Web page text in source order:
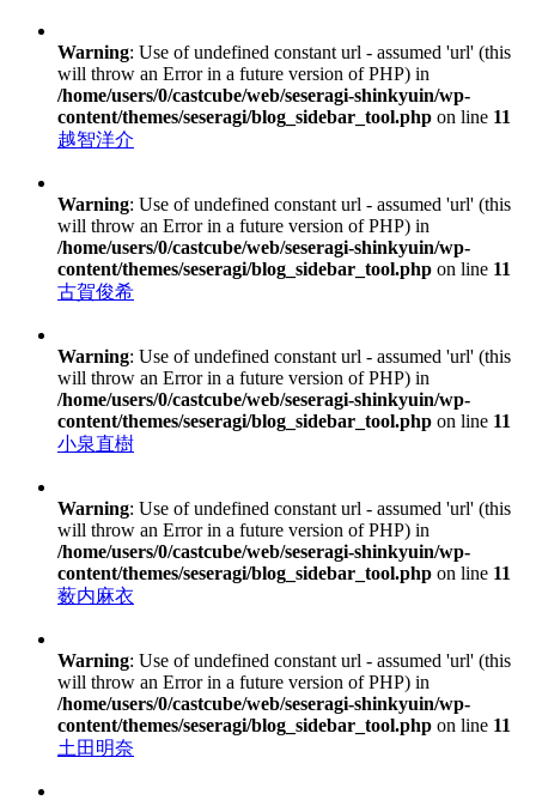
Warning: Use of undefined constant url - assumed 'url' (this
will throw an Error in a future version of PHP) in
/home/users/0/castcube/web/seseragi-shinkyuin/wp-
content/themes/seseragi/blog_sidebar_tool.php on line 11
越智洋介
Warning: Use of undefined constant url - assumed 'url' (this
will throw an Error in a future version of PHP) in
/home/users/0/castcube/web/seseragi-shinkyuin/wp-
content/themes/seseragi/blog_sidebar_tool.php on line 11
古賀俊希
Warning: Use of undefined constant url - assumed 'url' (this
will throw an Error in a future version of PHP) in
/home/users/0/castcube/web/seseragi-shinkyuin/wp-
content/themes/seseragi/blog_sidebar_tool.php on line 11
小泉直樹
Warning: Use of undefined constant url - assumed 'url' (this
will throw an Error in a future version of PHP) in
/home/users/0/castcube/web/seseragi-shinkyuin/wp-
content/themes/seseragi/blog_sidebar_tool.php on line 11
薮内麻衣
Warning: Use of undefined constant url - assumed 'url' (this
will throw an Error in a future version of PHP) in
/home/users/0/castcube/web/seseragi-shinkyuin/wp-
content/themes/seseragi/blog_sidebar_tool.php on line 11
土田明奈